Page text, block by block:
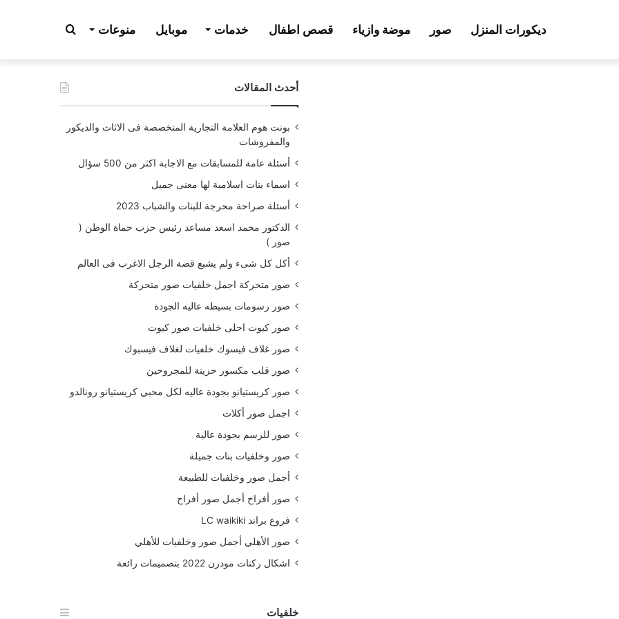
ديكورات المنزل صور موضة وازياء قصص اطفال خدمات موبايل منوعات بحث
عن أحدث المقالات
بونت هوم العلامة التجارية المتخصصة فى الاثاث والديكور
والمفروشات
أسئلة عامة للمسابقات مع الاجابة اكثر من 500 سؤال
اسماء بنات اسلامية لها معنى جميل
أسئلة صراحة محرجة للبنات والشباب 2023
الدكتور محمد اسعد مساعد رئيس حزب حماة الوطن (
صور )
أكل كل شىء ولم يشبع قصة الرجل الاغرب فى العالم
صور متحركة اجمل خلفيات صور متحركة
صور رسومات بسيطه عاليه الجودة
صور كيوت احلى خلفيات صور كيوت
صور غلاف فيسوك خلفيات لغلاف فيسبوك
صور قلب مكسور حزينة للمجروحين
صور كريستيانو بجودة عاليه لكل محبي كريستيانو رونالدو
اجمل صور أكلات
صور للرسم بجودة عالية
صور وخلفيات بنات جميلة
أجمل صور وخلفيات للطبيعة
صور أفراح أجمل صور أفراح
فروع براند LC waikiki
صور الأهلي أجمل صور وخلفيات للأهلي
اشكال ركنات مودرن 2022 بتصميمات رائعة
خلفيات